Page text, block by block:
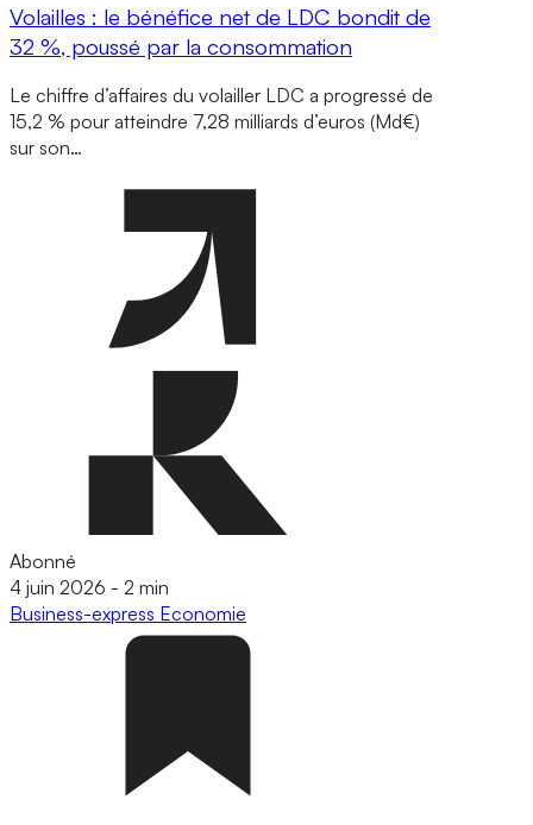
Volailles : le bénéfice net de LDC bondit de
32 %, poussé par la consommation
Le chiffre d’affaires du volailler LDC a progressé de
15,2 % pour atteindre 7,28 milliards d’euros (Md€)
sur son…
Abonné
4 juin 2026 - 2 min
Business-express Economie